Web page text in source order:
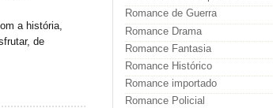
a história,
de
Romance de Guerra
Romance Drama
Romance Fantasia
Romance Histórico
Romance importado
Romance Policial